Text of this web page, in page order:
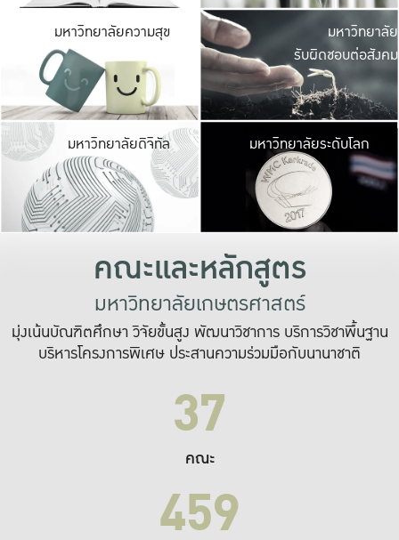
มหาวิทยาลัยความสุข มหาวิ
ค
เปิดประ
และพบเรื่องราวใ
มหาวิทยาลัย
รับผิดชอบต่อสังคม
มหาวิทยาลัยดิจิทัล มหาวิ
เปลี่ยนแปลง แล
เพื่อทำง
ระบบสารสนเทศ
มหาวิทยาลัยระดับโลก
คณะและหลักสูตร
มหาวิทยาลัยเกษตรศาสตร์
มุ่งเน้นบัณฑิตศึกษา วิจัยขั้นสูง พัฒนาวิชาการ บริการวิชาพื้นฐาน
บริหารโครงการพิเศษ ประสานความร่วมมือกับนานาชาติ
37
คณะ
459